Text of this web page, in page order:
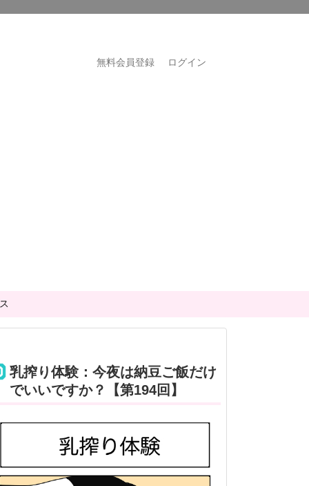
無料会員登録 ログイン
乳搾り体験：今夜は納豆ご飯だけ
でいいですか？【第194回】